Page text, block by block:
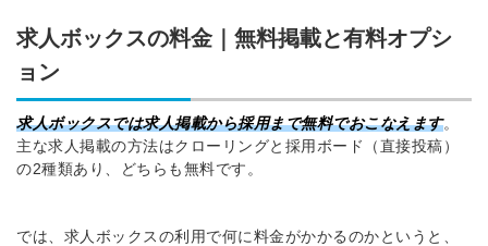
求人ボックスの料金｜無料掲載と有料オプシ
ョン
求人ボックスでは求人掲載から採用まで無料でおこなえます。
主な求人掲載の方法はクローリングと採用ボード（直接投稿）
の2種類あり、どちらも無料です。
では、求人ボックスの利用で何に料金がかかるのかというと、